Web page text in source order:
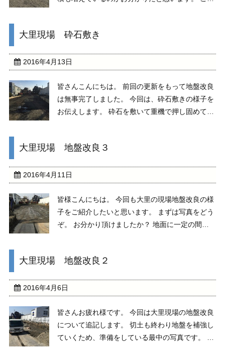
介していきたいと思いますのでお楽しみに！
大里現場 砕石敷き
2016年4月13日
皆さんこんにちは。 前回の更新をもって地盤改良
は無事完了しました。 今回は、砕石敷きの様子を
お伝えします。 砕石を敷いて重機で押し固めてい
締め固めています。 建物を建てるまでにはまだま
大里現場 地盤改良３
2016年4月11日
皆様こんにちは。 今回も大里の現場地盤改良の様
子をご紹介したいと思います。 まずは写真をどう
ぞ。 お分かり頂けましたか？ 地面に一定の間隔
心造工法）と呼ばれる工法です。 前回も説明しま
大里現場 地盤改良２
2016年4月6日
皆さんお疲れ様です。 今回は大里現場の地盤改良
について追記します。 切土も終わり地盤を補強し
ていくため、準備をしている最中の写真です。 今